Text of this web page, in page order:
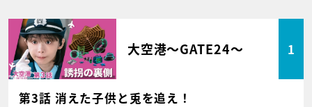
大空港～GATE24～ 1
第3話 消えた子供と兎を追え！